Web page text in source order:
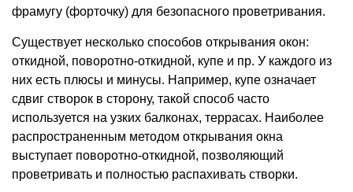
фрамугу (форточку) для безопасного проветривания.
Существует несколько способов открывания окон:
откидной, поворотно-откидной, купе и пр. У каждого из
них есть плюсы и минусы. Например, купе означает
сдвиг створок в сторону, такой способ часто
используется на узких балконах, террасах. Наиболее
распространенным методом открывания окна
выступает поворотно-откидной, позволяющий
проветривать и полностью распахивать створки.